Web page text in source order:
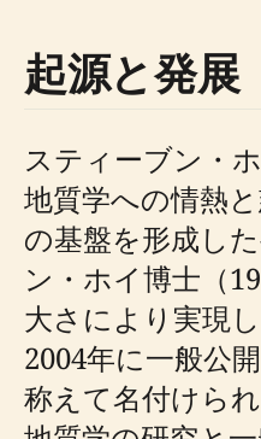
起源と発展
スティーブン・
地質学への情熱
の基盤を形成し
ン・ホイ博士（
大さにより実現
2004年に一般公
称えて名付けら